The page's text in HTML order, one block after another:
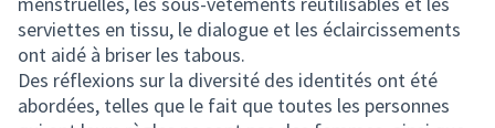
serviettes en tissu, le dialogue et les éclaircissements
ont aidé à briser les tabous.
Des réflexions sur la diversité des identités ont été
abordées, telles que le fait que toutes les personnes